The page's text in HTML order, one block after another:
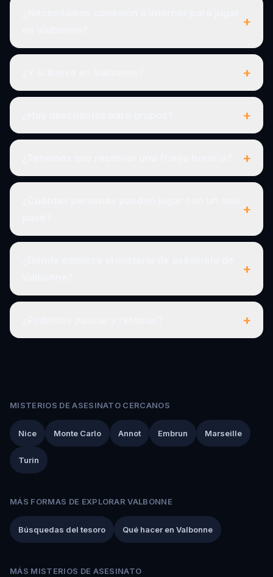
+
+
+
+
+
+
+
MISTERIOS DE ASESINATO CERCANOS
Nice Monte Carlo Annot Embrun Marseille
Turin
MÁS FORMAS DE EXPLORAR VALBONNE
Búsquedas del tesoro Qué hacer en Valbonne
MÁS MISTERIOS DE ASESINATO